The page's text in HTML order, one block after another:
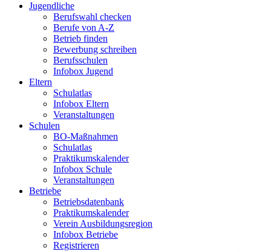
Main
navigation
Jugendliche
Berufswahl checken
Berufe von A-Z
Betrieb finden
Bewerbung schreiben
Berufsschulen
Infobox Jugend
Eltern
Schulatlas
Infobox Eltern
Veranstaltungen
Schulen
BO-Maßnahmen
Schulatlas
Praktikumskalender
Infobox Schule
Veranstaltungen
Betriebe
Betriebsdatenbank
Praktikumskalender
Verein Ausbildungsregion
Infobox Betriebe
Registrieren